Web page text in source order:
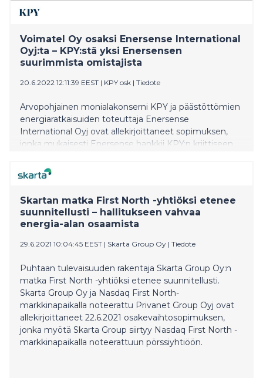
Voimatel Oy osaksi Enersense International
Oyj:ta – KPY:stä yksi Enersensen
suurimmista omistajista
20.6.2022 12:11:39 EEST | KPY osk | Tiedote
Arvopohjainen monialakonserni KPY ja päästöttömien
energiaratkaisuiden toteuttaja Enersense
International Oyj ovat allekirjoittaneet sopimuksen,
jonka mukaisesti Enersense hankkii KPY:n kriittiseen
tytäryhtiö Voimatel Oy:n koko osakekannan
osakevaihdolla. Kyseessä on merkittävä järjestely
muun muassa Kilpailu- ja kuluttajaviraston
hyväksynnälle. Yrityskaupan toteuttamiseksi
Enersense International Oyj toteuttaa suunnatun
osakeannin Osuuskunta KPY:lle. Osakevaihdon lisäksi
Enersenseen.
Skartan matka First North -yhtiöksi etenee
suunnitellusti – hallitukseen vahvaa
energia-alan osaamista
29.6.2021 10:04:45 EEST | Skarta Group Oy | Tiedote
Puhtaan tulevaisuuden rakentaja Skarta Group Oy:n
matka First North -yhtiöksi etenee suunnitellusti.
Skarta Group Oy ja Nasdaq First North-
markkinapaikalla noteerattu Privanet Group Oyj ovat
allekirjoittaneet 22.6.2021 osakevaihtosopimuksen,
jonka myötä Skarta Group siirtyy Nasdaq First North -
markkinapaikalla noteerattuun pörssiyhtiöön.